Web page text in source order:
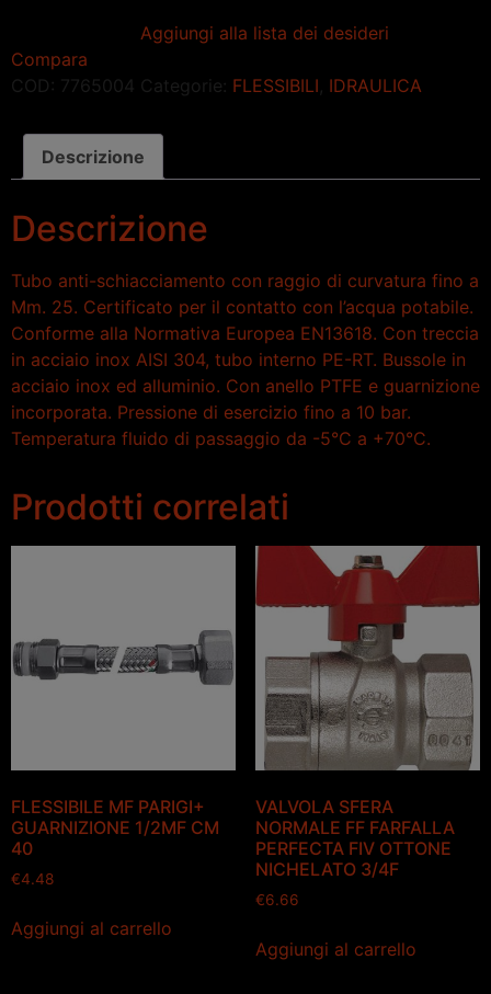
Aggiungi alla lista dei desideri
Compara
COD: 7765004 Categorie: FLESSIBILI IDRAULICA
Descrizione
Descrizione
Tubo anti-schiacciamento con raggio di curvatura fino a
Mm. 25. Certificato per il contatto con l’acqua potabile.
Conforme alla Normativa Europea EN13618. Con treccia
in acciaio inox AISI 304, tubo interno PE-RT. Bussole in
acciaio inox ed alluminio. Con anello PTFE e guarnizione
incorporata. Pressione di esercizio fino a 10 bar.
Temperatura fluido di passaggio da -5°C a +70°C.
Prodotti correlati
FLESSIBILE MF PARIGI+
GUARNIZIONE 1/2MF CM
40
€4.48
Aggiungi al carrello
VALVOLA SFERA
NORMALE FF FARFALLA
PERFECTA FIV OTTONE
NICHELATO 3/4F
€6.66
Aggiungi al carrello